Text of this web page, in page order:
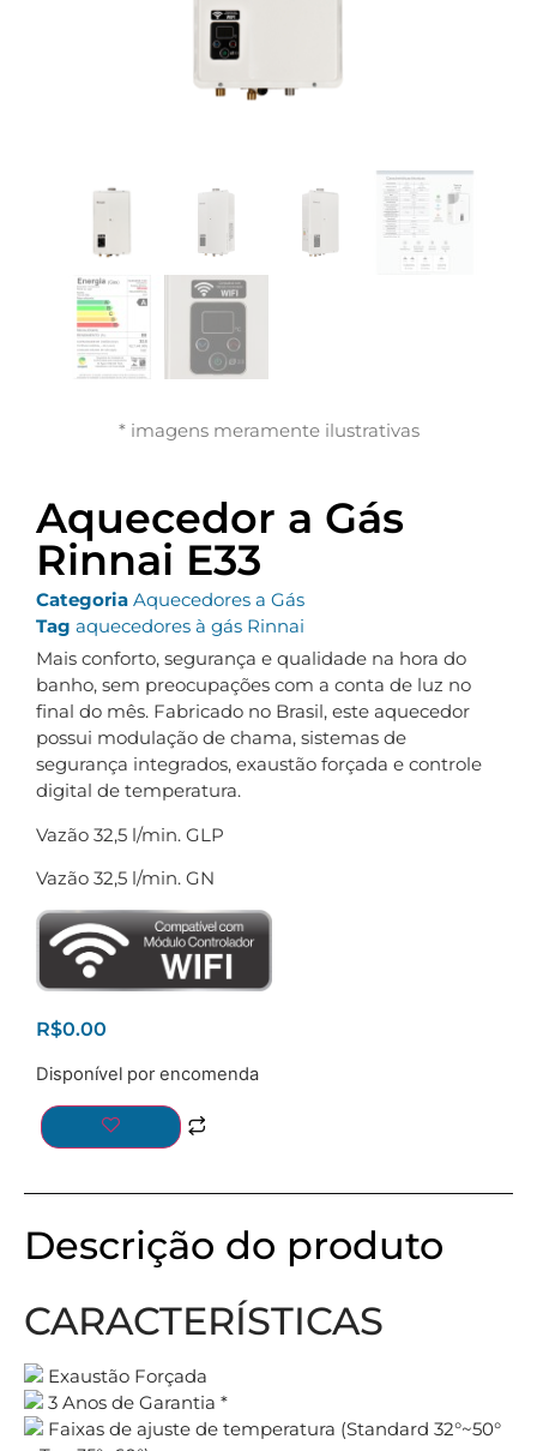
* imagens meramente ilustrativas
Aquecedor a Gás
Rinnai E33
Categoria Aquecedores a Gás
Tag aquecedores à gás Rinnai
Mais conforto, segurança e qualidade na hora do
banho, sem preocupações com a conta de luz no
final do mês. Fabricado no Brasil, este aquecedor
possui modulação de chama, sistemas de
segurança integrados, exaustão forçada e controle
digital de temperatura.
Vazão 32,5 l/min. GLP
Vazão 32,5 l/min. GN
R$0.00
Disponível por encomenda
Descrição do produto
CARACTERÍSTICAS
Exaustão Forçada
3 Anos de Garantia *
Faixas de ajuste de temperatura (Standard 32°~50°